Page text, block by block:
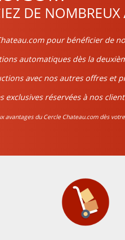
DE
pour bénéficier de
automatiques dès la
avec nos autres offres et
exclusives réservées à nos
avantages du Cercle Chateau.com dès